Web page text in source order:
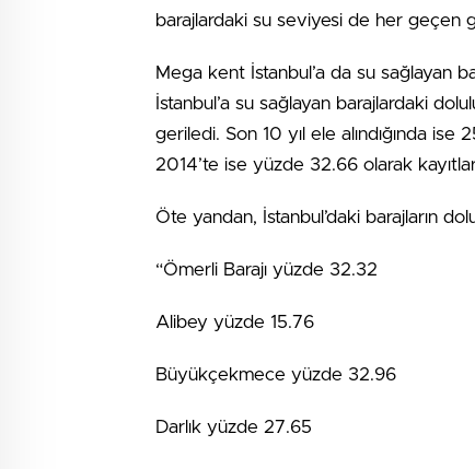
barajlardaki su seviyesi de her geçen
Mega kent İstanbul’a da su sağlayan
İstanbul’a su sağlayan barajlardaki
geriledi. Son 10 yıl ele alındığında
2014’te ise yüzde 32.66 olarak
Öte yandan, İstanbul’daki barajların
“Ömerli Barajı yüzde 32.32
Alibey yüzde 15.76
Büyükçekmece yüzde 32.96
Darlık yüzde 27.65